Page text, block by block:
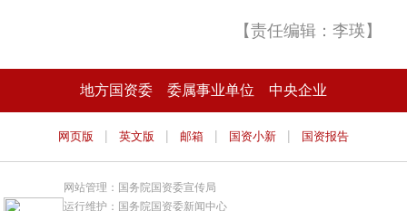
【责任编辑：李瑛】
地方国资委 委属事业单位 中央企业
网页版 | 英文版 | 邮箱 | 国资小新 | 国资报告
网站管理：国务院国资委宣传局
运行维护：国务院国资委新闻中心